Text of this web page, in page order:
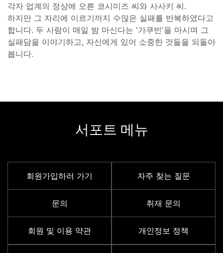
각자 업계의 정상에 오른 코시미즈 씨와 사사키 씨.
하지만 그 자리에 이르기까지 수많은 실패를 반복하였다고
합니다. 두 사람이 매일 밤 마신다는 '가쿠빈'을 마시며 그
실패담을 이야기하고, 자신에게 있어 소중한 것들을 되돌아
봅니다.
서포트 메뉴
회원가입하러 가기 자주 찾는 질문
문의 취재 문의
회원 및 이용 약관 개인정보 정책